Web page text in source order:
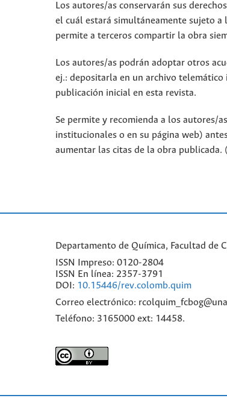
Los autores/as conservarán sus
el cuál estará simultáneamente sujeto a
permite a terceros compartir la obra
Los autores/as podrán adoptar otros
ej.: depositarla en un archivo
publicación inicial en esta revista.
Se permite y recomienda a los autores/
institucionales o en su página web)
aumentar las citas de la obra publicada.
Departamento de Química, Facultad de
ISSN Impreso: 0120-2804
ISSN En línea: 2357-3791
DOI: 10.15446/rev.colomb.quim
Correo electrónico:
Teléfono: 3165000 ext: 14458.